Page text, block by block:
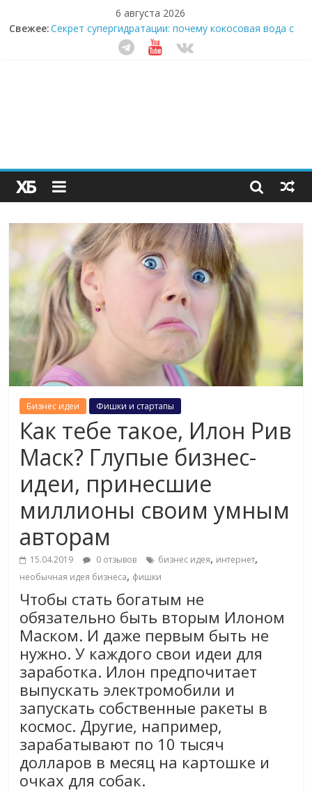
6 августа 2026
Свежее:Секрет супергидратации: почему кокосовая вода с
пребиотиками становится главным трендом
здорового питания
сливки меняют утренний ритуал
Как простая наклейка заставляет миллионы людей
не забывать о самом важном креме этим летом
Бизнес идеи Фишки и стартапы
Как тебе такое, Илон Рив
Маск? Глупые бизнес-
идеи, принесшие
миллионы своим умным
авторам
15.04.2019 0 отзывов бизнес идея, интернет,
необычная идея бизнеса, фишки
Чтобы стать богатым не
обязательно быть вторым Илоном
Маском. И даже первым быть не
нужно. У каждого свои идеи для
заработка. Илон предпочитает
выпускать электромобили и
запускать собственные ракеты в
космос. Другие, например,
зарабатывают по 10 тысяч
долларов в месяц на картошке и
очках для собак.